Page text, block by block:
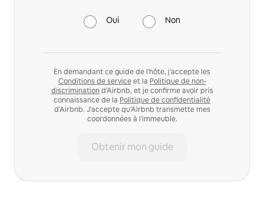
Oui Non
En demandant ce guide de l'hôte, j'accepte les
Conditions de serviceet la Politique de non-
discrimination d'Airbnb, et je confirme avoir pris
connaissance de la Politique de confidentialité
d'Airbnb. J'accepte qu'Airbnb transmette mes
coordonnées à l'immeuble.
Obtenir mon guide